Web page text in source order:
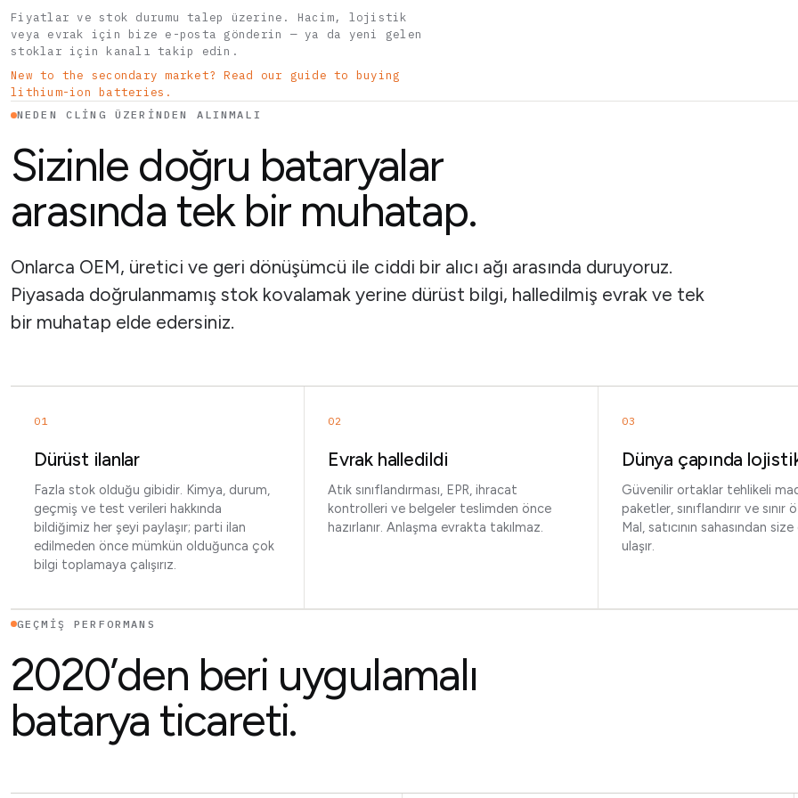
Fiyatlar ve stok durumu talep üzerine. Hacim, lojistik
veya evrak için bize e-posta gönderin — ya da yeni gelen
stoklar için kanalı takip edin.
New to the secondary market? Read our guide to buying
lithium-ion batteries.
NEDEN CLING ÜZERINDEN ALINMALI
Sizinle doğru bataryalar
arasında tek bir muhatap.
Onlarca OEM, üretici ve geri dönüşümcü ile ciddi bir alıcı ağı arasında duruyoruz.
Piyasada doğrulanmamış stok kovalamak yerine dürüst bilgi, halledilmiş evrak ve tek
bir muhatap elde edersiniz.
01
Dürüst ilanlar
Fazla stok olduğu gibidir. Kimya, durum,
geçmiş ve test verileri hakkında
bildiğimiz her şeyi paylaşır; parti ilan
edilmeden önce mümkün olduğunca çok
bilgi toplamaya çalışırız.
02
Evrak halledildi
Atık sınıflandırması, EPR, ihracat
kontrolleri ve belgeler teslimden önce
hazırlanır. Anlaşma evrakta takılmaz.
03
Dünya çapında
Güvenilir ortaklar tehlikeli
paketler, sınıflandırır ve sınır
Mal, satıcının sahasından
ulaşır.
GEÇMIŞ PERFORMANS
2020’den beri uygulamalı
batarya ticareti.